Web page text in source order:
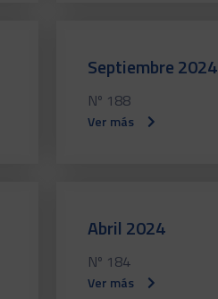
Septiembre 2024
Nº 188
Ver más
Abril 2024
Nº 184
Ver más